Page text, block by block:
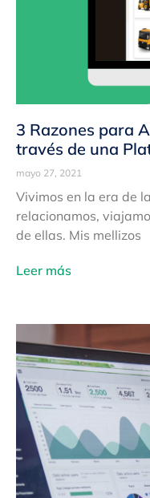
3 Razones para
través de una
mayo 27, 2021
Vivimos en la era de
relacionamos,
de ellas. Mis mellizos
Leer más